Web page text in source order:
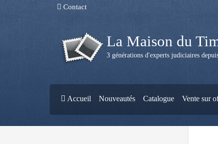
Contact
La Maison du
3 générations d'experts judiciaires
Accueil Nouveautés Catalogue Vente sur